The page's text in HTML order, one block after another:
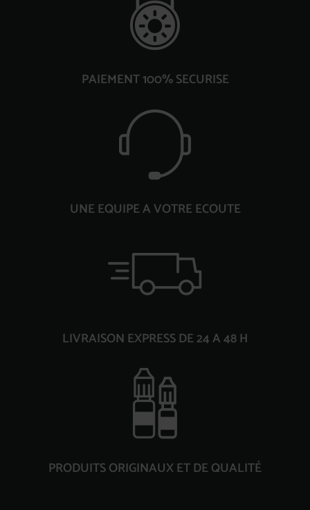
PAIEMENT 100% SECURISE
UNE EQUIPE A VOTRE ECOUTE
LIVRAISON EXPRESS DE 24 A 48 H
PRODUITS ORIGINAUX ET DE QUALITÉ